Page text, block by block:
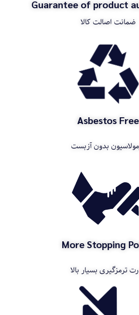
Guarantee of product
ضمانت اصالت کالا
Asbestos Free
بدون آزبست
More Stopping
ترمزگیری بسیار بالا